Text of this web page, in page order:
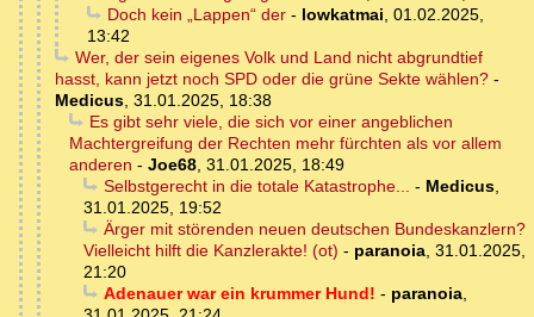
Doch kein „Lappen“ der- lowkatmai, 01.02.2025,
13:42
Wer, der sein eigenes Volk und Land nicht abgrundtief
hasst, kann jetzt noch SPD oder die grüne Sekte wählen? -
Medicus, 31.01.2025, 18:38
Es gibt sehr viele, die sich vor einer angeblichen
Machtergreifung der Rechten mehr fürchten als vor allem
anderen - Joe68, 31.01.2025, 18:49
Selbstgerecht in die totale Katastrophe... - Medicus,
31.01.2025, 19:52
Ärger mit störenden neuen deutschen Bundeskanzlern?
Vielleicht hilft die Kanzlerakte! (ot) - paranoia, 31.01.2025,
21:20
Adenauer war ein krummer Hund! - paranoia,